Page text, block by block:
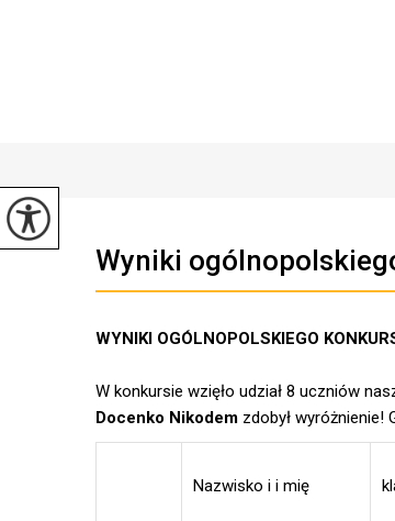
Wyniki
WYNIKI OGÓLNOPOLSKIEGO
W konkursie wzięło udział 8 uczniów
Docenko Nikodem zdobył wyróżnienie!
Nazwisko i i mię